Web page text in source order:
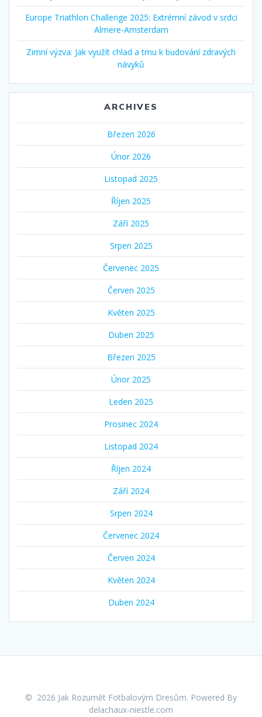
Europe Triathlon Challenge 2025: Extrémní závod v srdci
Almere‑Amsterdam
Zimní výzva: Jak využít chlad a tmu k budování zdravých
návyků
ARCHIVES
Březen 2026
Únor 2026
Listopad 2025
Říjen 2025
Září 2025
Srpen 2025
Červenec 2025
Červen 2025
Květen 2025
Duben 2025
Březen 2025
Únor 2025
Leden 2025
Prosinec 2024
Listopad 2024
Říjen 2024
Září 2024
Srpen 2024
Červenec 2024
Červen 2024
Květen 2024
Duben 2024
© 2026 Jak Rozumět Fotbalovým Dresům. Powered By
delachaux-niestle.com